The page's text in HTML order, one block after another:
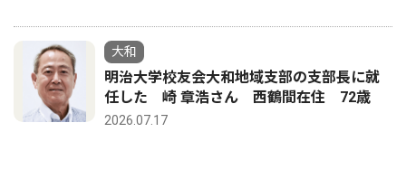
大和
明治大学校友会大和地域支部の支部長に就
任した 崎 章浩さん 西鶴間在住 72歳
2026.07.17